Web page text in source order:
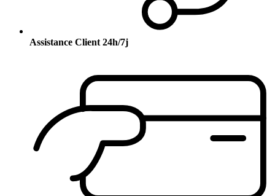
Assistance Client 24h/7j